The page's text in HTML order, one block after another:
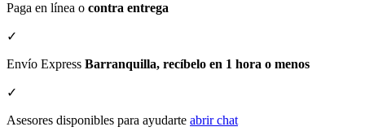
Paga en línea o contra entrega
✓
Envío Express Barranquilla, recíbelo en 1 hora o menos
✓
Asesores disponibles para ayudarte abrir chat